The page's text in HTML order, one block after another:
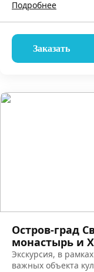
Подробнее
Заказать
Остров-град
монастырь и
Экскурсия, в
важных объекта